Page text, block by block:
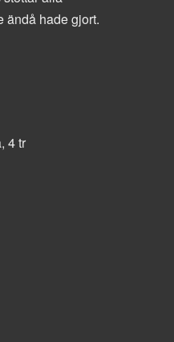
ändå hade gjort.
4 tr